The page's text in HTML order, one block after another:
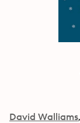
David Walliams